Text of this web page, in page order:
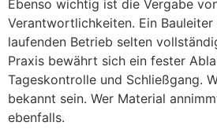
Ebenso wichtig ist die Vergabe
Verantwortlichkeiten. Ein Bauleiter
laufenden Betrieb selten
Praxis bewährt sich ein fester
Tageskontrolle und Schließgang.
bekannt sein. Wer Material
ebenfalls.